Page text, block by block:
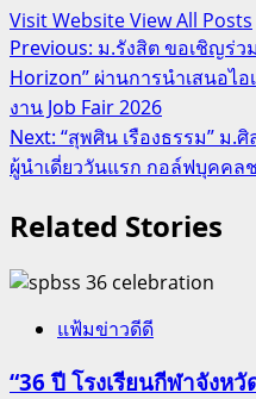
Visit WebsiteView All Posts
Post
navigation
Previous: ม.รังสิต ขอเชิญร่ว
Horizon” ผ่านการนำเสนอไ
งาน Job Fair 2026
Next: “สุพศิน เรืองธรรม” ม.
ผู้นำเดี่ยววันแรก กอล์ฟบุคคล
Related Stories
แฟ้มข่าวดีดี
“36 ปี โรงเรียนกีฬาจังห